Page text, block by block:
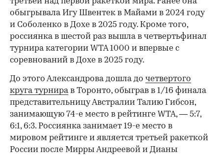
обыгрывала Игу Швентек в Майами в 2024 году
и Соболенко в Дохе в 2025 году. Кроме того,
россиянка в шестой раз вышла в четвертьфинал
турнира категории WTA 1000 и впервые с
соревнований в Дохе в 2025 году.
До этого Александрова дошла до четвертого
круга турнирав Торонто, обыграв в 1/16 финала
представительницу Австралии Талию Гибсон,
занимающую 74-е место в рейтинге WTA, — 5:7,
6:1, 6:3. Россиянка занимает 19-е место в
мировом рейтинге и является третьей ракеткой
России после Мирры Андреевой и Дианы